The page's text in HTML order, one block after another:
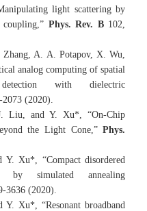
light scattering by
coupling,” Phys. Rev. B102,
A. A. Potapov, X. Wu,
analog computing of spatial
with dielectric
2073 (2020).
Liu, and Y. Xu*, “On-Chip
the Light Cone,”Phys.
Xu*, “Compact disordered
by simulated annealing
3636 (2020).
Xu*, “Resonant broadband